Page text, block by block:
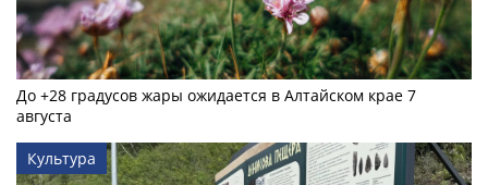
До +28 градусов жары ожидается в Алтайском крае 7
августа
Культура